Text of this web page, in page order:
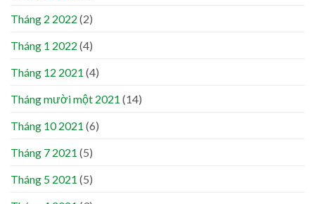
Tháng 2 2022 (2)
Tháng 1 2022 (4)
Tháng 12 2021 (4)
Tháng mười một 2021 (14)
Tháng 10 2021 (6)
Tháng 7 2021 (5)
Tháng 5 2021 (5)